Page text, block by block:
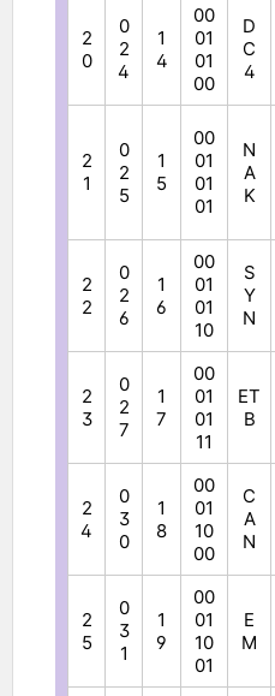
2
0
0
2
4
1
4
00
01
01
00
D
C
4
2
1
0
2
5
1
5
00
01
01
01
N
A
K
2
2
0
2
6
1
6
00
01
01
10
S
Y
N
2
3
0
2
7
1
7
00
01
01
11
ET
B
2
4
0
3
0
1
8
00
01
10
00
C
A
N
2
5
0
3
1
1
9
00
01
10
01
E
M